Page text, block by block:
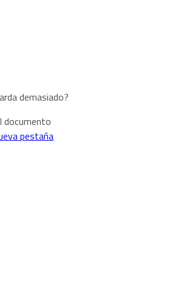
demasiado?
documento
pestaña